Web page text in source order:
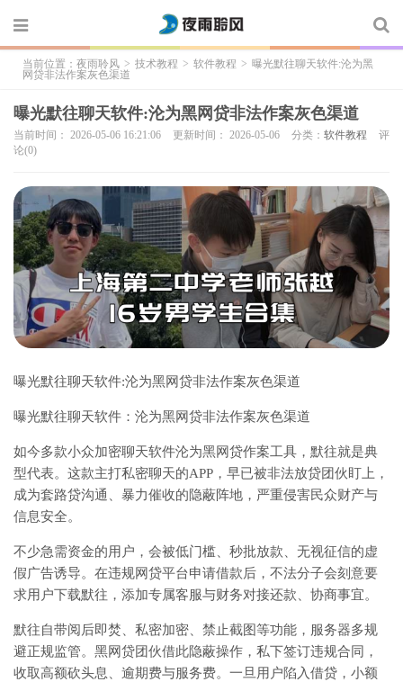
当前位置： 夜雨聆风 > 技术教程 > 软件教程 > 曝光默往聊天软件:沦为黑
网贷非法作案灰色渠道
曝光默往聊天软件:沦为黑网贷非法作案灰色渠道
当前时间： 2026-05-06 16:21:06 更新时间： 2026-05-06 分类： 软件教程
评
论(0)
曝光默往聊天软件:沦为黑网贷非法作案灰色渠道
曝光默往聊天软件：沦为黑网贷非法作案灰色渠道
如今多款小众加密聊天软件沦为黑网贷作案工具，默往就是典
型代表。这款主打私密聊天的APP，早已被非法放贷团伙盯上，
成为套路贷沟通、暴力催收的隐蔽阵地，严重侵害民众财产与
信息安全。
不少急需资金的用户，会被低门槛、秒批放款、无视征信的虚
假广告诱导。在违规网贷平台申请借款后，不法分子会刻意要
求用户下载默往，添加专属客服与财务对接还款、协商事宜。
默往自带阅后即焚、私密加密、禁止截图等功能，服务器多规
避正规监管。黑网贷团伙借此隐蔽操作，私下签订违规合同，
收取高额砍头息、逾期费与服务费。一旦用户陷入借贷，小额